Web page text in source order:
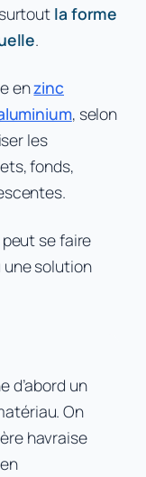
la forme
.
enzinc
, selon
les
fonds,
se faire
solution
d’abord un
On
havraise